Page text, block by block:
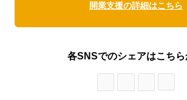
開業支援の詳細はこちら
各SNSでのシェアはこちら